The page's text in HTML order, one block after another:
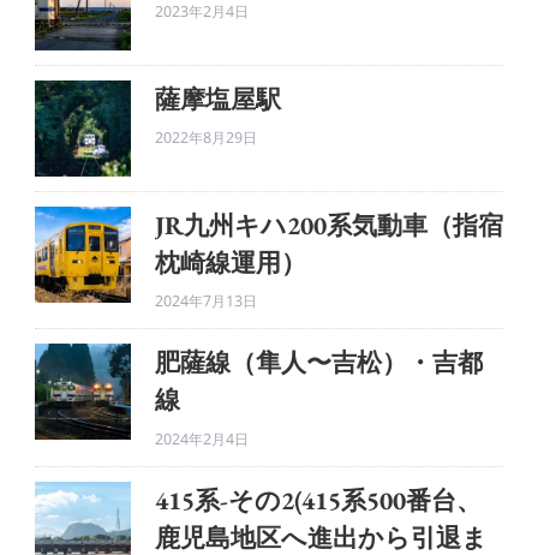
の
2023年2月4日
薩摩塩屋駅
2022年8月29日
JR九州キハ200系気動車（指宿
枕崎線運用）
2024年7月13日
肥薩線（隼人〜吉松）・吉都
線
2024年2月4日
415系-その2(415系500番台、
鹿児島地区へ進出から引退ま